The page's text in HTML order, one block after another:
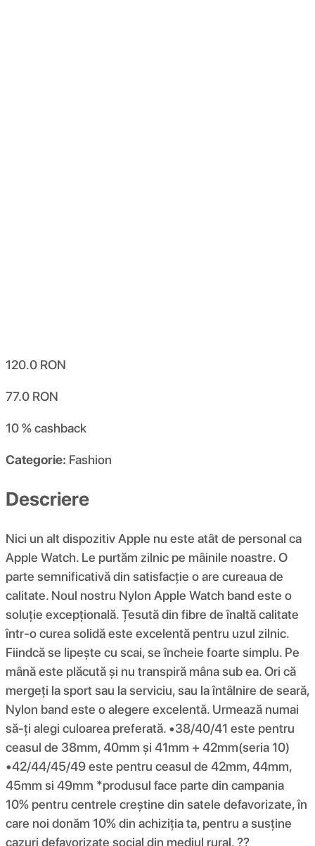
120.0 RON
77.0 RON
10 %cashback
Categorie: Fashion
Descriere
Nici un alt dispozitiv Apple nu este atât de personal ca
Apple Watch. Le purtăm zilnic pe mâinile noastre. O
parte semnificativă din satisfacție o are cureaua de
calitate. Noul nostru Nylon Apple Watch band este o
soluție excepțională. Țesută din fibre de înaltă calitate
într-o curea solidă este excelentă pentru uzul zilnic.
Fiindcă se lipește cu scai, se încheie foarte simplu. Pe
mână este plăcută și nu transpiră mâna sub ea. Ori că
mergeți la sport sau la serviciu, sau la întâlnire de seară,
Nylon band este o alegere excelentă. Urmează numai
să-ți alegi culoarea preferată. •38/40/41 este pentru
ceasul de 38mm, 40mm și 41mm + 42mm(seria 10)
•42/44/45/49 este pentru ceasul de 42mm, 44mm,
45mm si 49mm *produsul face parte din campania
10% pentru centrele creștine din satele defavorizate, în
care noi donăm 10% din achiziția ta, pentru a susține
cazuri defavorizate social din mediul rural. ??